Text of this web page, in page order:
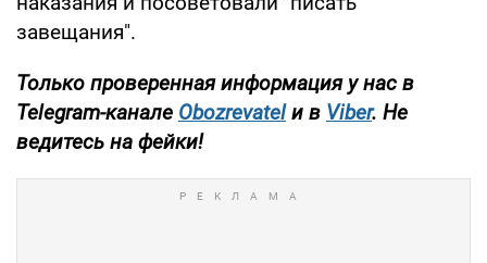
завещания".
Только проверенная информация у нас в
Telegram-канале Obozrevatel и в Viber. Не
ведитесь на фейки!